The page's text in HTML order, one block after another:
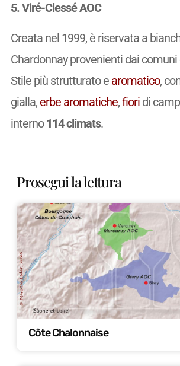
5. Viré-Clessé AOC
Creata nel 1999, è riservata a
Chardonnay provenienti dai comuni
Stile più strutturato e aromatico,
gialla, erbe aromatiche,fioridi
interno114 climats.
Prosegui la lettura
Côte Chalonnaise